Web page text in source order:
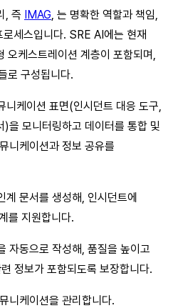
, 즉 IMAG , 는 명확한 역할과 책임,
세스입니다. SRE AI에는 현재
케스트레이션 계층이 포함되며,
로 구성됩니다.
니케이션 표면(인시던트 대응 도구,
)을 모니터링하고 데이터를 통합 및
니케이션과 정보 공유를
계 문서를 생성해, 인시던트에
를 지원합니다.
자동으로 작성해, 품질을 높이고
정보가 포함되도록 보장합니다.
니케이션을 관리합니다.